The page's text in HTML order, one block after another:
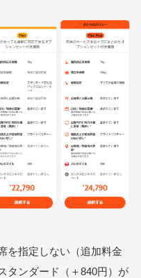
を指定しない（追加料金
タンダード（＋840円）が